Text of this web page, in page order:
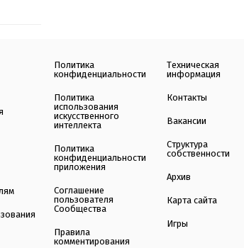
Политика
конфиденциальности
Политика
использования
искусственного
интеллекта
Политика
конфиденциальности
приложения
Соглашение
пользователя
Сообщества
Правила
комментирования
Техническая
информация
Контакты
Вакансии
Структура
собственности
Архив
Карта сайта
Игры